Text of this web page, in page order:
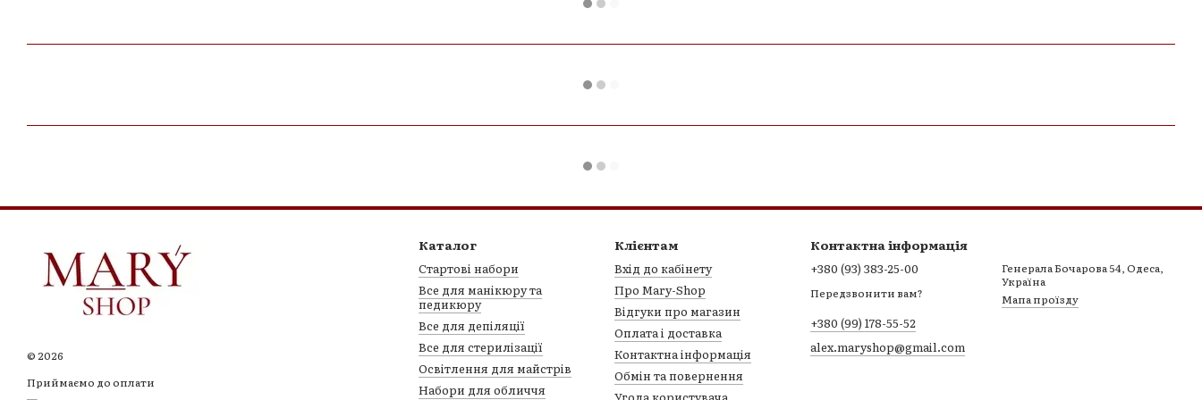
© 2026
Приймаємо до оплати
Каталог
Стартові набори
Все для манікюру та
педикюру
Все для депіляції
Все для стерилізації
Освітлення для майстрів
Набори для обличчя
Клієнтам
Вхід до кабінету
Про Mary-Shop
Відгуки про магазин
Оплата і доставка
Контактна інформація
Обмін та повернення
Контактна інформація
+380 (93) 383-25-00
Передзвонити вам?
+380 (99) 178-55-52
alex.maryshop@gmail.com
Генерала Бочарова 54, Одеса,
Україна
Мапа проїзду